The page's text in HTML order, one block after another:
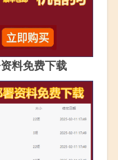
料免费下载